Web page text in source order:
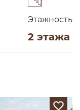
Этажность
2 этажа